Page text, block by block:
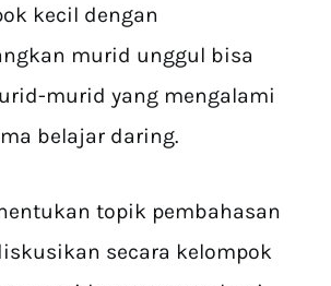
kecil dengan
murid unggul bisa
murid yang mengalami
belajar daring.
topik pembahasan
secara kelompok